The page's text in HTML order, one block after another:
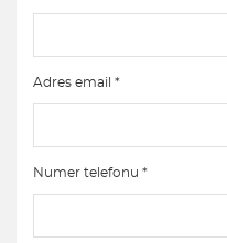
Adres email *
Numer telefonu *